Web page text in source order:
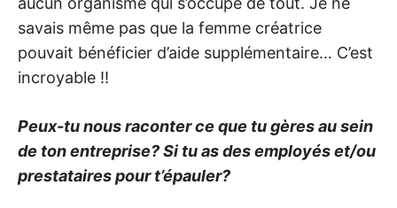
savais même pas que la femme créatrice
pouvait bénéficier d’aide supplémentaire… C’est
incroyable !!
Peux-tu nous raconter ce que tu gères au sein
de ton entreprise? Si tu as des employés et/ou
prestataires pour t’épauler?